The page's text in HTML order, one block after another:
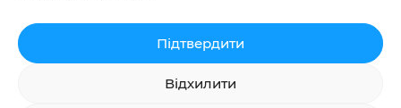
Підтвердити
Відхилити
Додати квест